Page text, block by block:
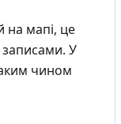
на мапі, це
записами. У
чином